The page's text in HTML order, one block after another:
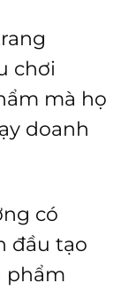
chơi
mà họ
doanh
có
đầu tạo
phẩm